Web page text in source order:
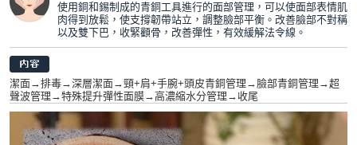
使用銅和錫制成的青銅工具進行的面部管理，可以使面部表情肌
肉得到放鬆，使支撐韌帶站立，調整臉部平衡。改善臉部不對稱
以及雙下巴，收緊顴骨，改善彈性，有效緩解法令線。
潔面→排毒→深層潔面→頸+肩+手腕+頭皮青銅管理→臉部青銅管理→超
聲波管理→特殊提升彈性面膜→高濃縮水分管理→收尾